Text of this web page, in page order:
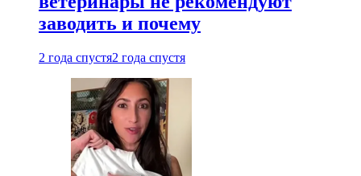
заводить и почему
2 года спустя2 года спустя